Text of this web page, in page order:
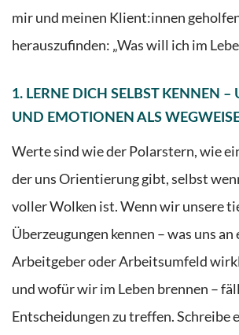
mir und meinen Klient:innen
herauszufinden: „Was will ich im
1. LERNE DICH SELBST KENNEN –
UND EMOTIONEN ALS
Werte sind wie der Polarstern, wie
der uns Orientierung gibt, selbst
voller Wolken ist. Wenn wir unsere
Überzeugungen kennen – was uns an
Arbeitgeber oder Arbeitsumfeld
und wofür wir im Leben brennen –
Entscheidungen zu treffen. Schreibe